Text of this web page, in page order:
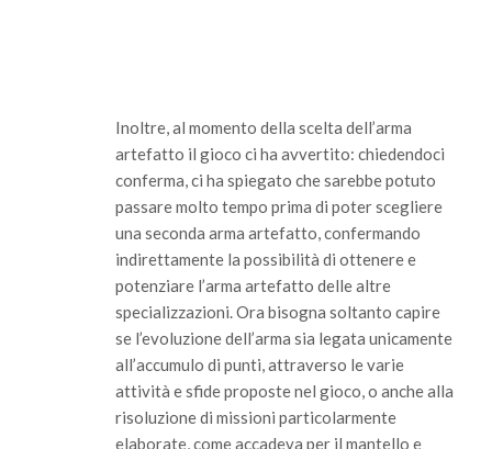
Inoltre, al momento della scelta dell’arma
artefatto il gioco ci ha avvertito: chiedendoci
conferma, ci ha spiegato che sarebbe potuto
passare molto tempo prima di poter scegliere
una seconda arma artefatto, confermando
indirettamente la possibilità di ottenere e
potenziare l’arma artefatto delle altre
specializzazioni. Ora bisogna soltanto capire
se l’evoluzione dell’arma sia legata unicamente
all’accumulo di punti, attraverso le varie
attività e sfide proposte nel gioco, o anche alla
risoluzione di missioni particolarmente
elaborate, come accadeva per il mantello e